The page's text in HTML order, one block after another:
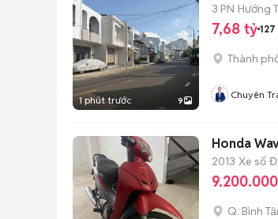
1 phút trước 9
3 PN Hướng
7,68 tỷ
Thành
Chuyên
Honda
2013 Xe số
Q. Bình